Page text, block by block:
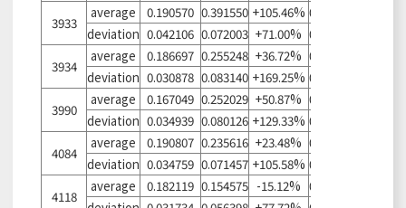
3933
average 0.190570 0.391550 +105.46% 0.258115
deviation 0.042106 0.072003 +71.00% 0.048613
3934
average 0.186697 0.255248 +36.72% 0.260237
deviation 0.030878 0.083140 +169.25% 0.035630
3990
average 0.167049 0.252029 +50.87% 0.242789
deviation 0.034939 0.080126 +129.33% 0.031468
4084
average 0.190807 0.235616 +23.48% 0.247280
deviation 0.034759 0.071457 +105.58% 0.042825
4118
average 0.182119 0.154575 -15.12% 0.267268